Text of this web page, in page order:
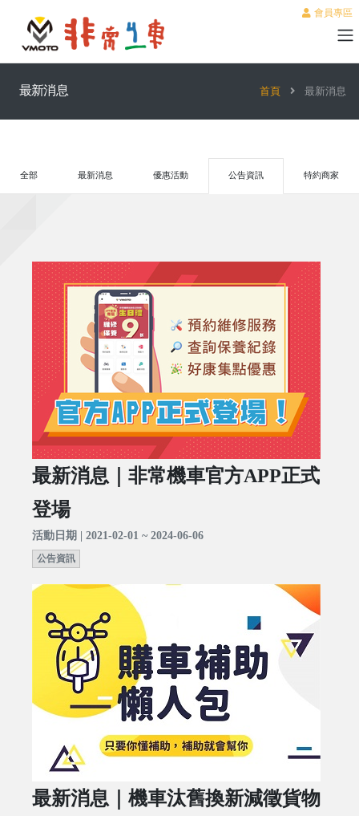
會員專區
最新消息 首頁 最新消息
全部 最新消息 優惠活動 公告資訊 特約商家
最新消息｜非常機車官方APP正式
登場
活動日期 | 2021-02-01 ~ 2024-06-06
公告資訊
最新消息｜機車汰舊換新減徵貨物